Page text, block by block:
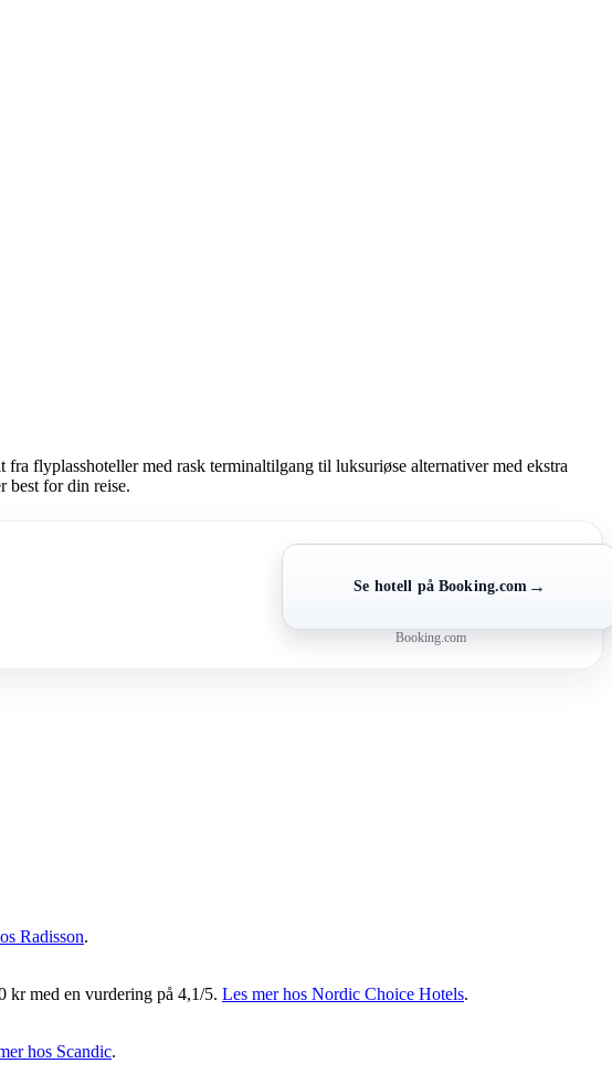
flyplasshoteller med rask terminaltilgang til luksuriøse alternativer med ekstra
best for din reise.
Se hotell på Booking.com →
Booking.com
Radisson.
kr med en vurdering på 4,1/5. Les mer hos Nordic Choice Hotels.
hos Scandic.